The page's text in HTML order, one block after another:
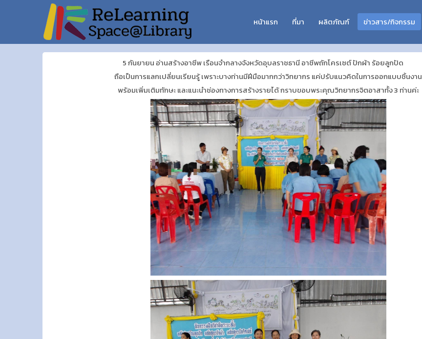
หน้าแรก ที่มา ผลิตภัณฑ์ ข่าวสาร/กิจกรรม
5 กันยายน อ่านสร้างอาชีพ เรือนจำกลางจังหวัดอุบลราชธานี อาชีพถักโครเซต์ ปักผ้า ร้อยลูกปัด
ถือเป็นการแลกเปลี่ยนเรียนรู้ เพราะบางท่านมีฝีมือมากกว่าวิทยากร แค่ปรับแนวคิดในการออกแบบชิ้นงาน
พร้อมเพิ่มเติมทักษะ และแนะนำช่องทางการสร้างรายได้ กราบขอบพระคุณวิทยากรจิตอาสาทั้ง 3 ท่านค่ะ